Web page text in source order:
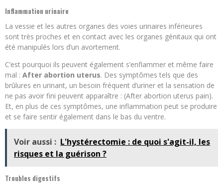
Inflammation urinaire
La vessie et les autres organes des voies urinaires inférieures
sont très proches et en contact avec les organes génitaux qui ont
été manipulés lors d’un avortement.
C’est pourquoi ils peuvent également s’enflammer et même faire
mal : After abortion uterus. Des symptômes tels que des
brûlures en urinant, un besoin fréquent d’uriner et la sensation de
ne pas avoir fini peuvent apparaître : (After abortion uterus pain).
Et, en plus de ces symptômes, une inflammation peut se produire
et se faire sentir également dans le bas du ventre.
Voir aussi : L'hystérectomie : de quoi s'agit-il, les
risques et la guérison ?
Troubles digestifs